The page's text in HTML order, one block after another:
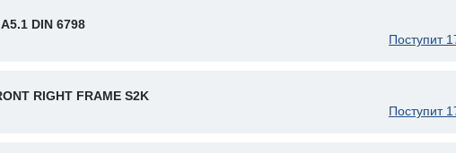
DIN 6798
Поступит
RIGHT FRAME S2K
Поступит